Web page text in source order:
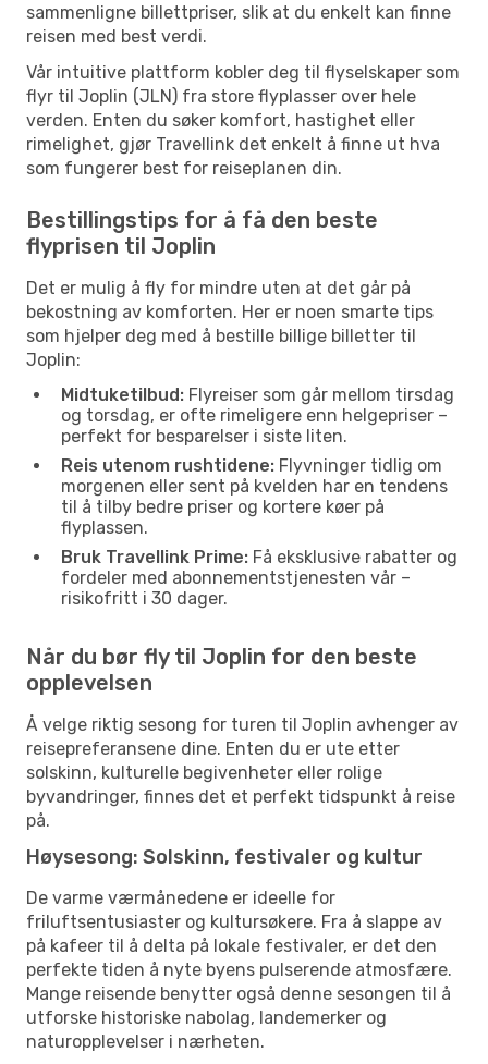
sammenligne billettpriser, slik at du enkelt kan finne
reisen med best verdi.
Vår intuitive plattform kobler deg til flyselskaper som
flyr til Joplin (JLN) fra store flyplasser over hele
verden. Enten du søker komfort, hastighet eller
rimelighet, gjør Travellink det enkelt å finne ut hva
som fungerer best for reiseplanen din.
Bestillingstips for å få den beste
flyprisen til Joplin
Det er mulig å fly for mindre uten at det går på
bekostning av komforten. Her er noen smarte tips
som hjelper deg med å bestille billige billetter til
Joplin:
Midtuketilbud: Flyreiser som går mellom tirsdag
og torsdag, er ofte rimeligere enn helgepriser –
perfekt for besparelser i siste liten.
Reis utenom rushtidene: Flyvninger tidlig om
morgenen eller sent på kvelden har en tendens
til å tilby bedre priser og kortere køer på
flyplassen.
Bruk Travellink Prime: Få eksklusive rabatter og
fordeler med abonnementstjenesten vår –
risikofritt i 30 dager.
Når du bør fly til Joplin for den beste
opplevelsen
Å velge riktig sesong for turen til Joplin avhenger av
reisepreferansene dine. Enten du er ute etter
solskinn, kulturelle begivenheter eller rolige
byvandringer, finnes det et perfekt tidspunkt å reise
på.
Høysesong: Solskinn, festivaler og kultur
De varme værmånedene er ideelle for
friluftsentusiaster og kultursøkere. Fra å slappe av
på kafeer til å delta på lokale festivaler, er det den
perfekte tiden å nyte byens pulserende atmosfære.
Mange reisende benytter også denne sesongen til å
utforske historiske nabolag, landemerker og
naturopplevelser i nærheten.